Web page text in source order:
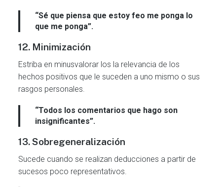
“Sé que piensa que estoy feo me ponga lo
que me ponga”.
12. Minimización
Estriba en minusvalorar los la relevancia de los
hechos positivos que le suceden a uno mismo o sus
rasgos personales.
“Todos los comentarios que hago son
insignificantes”.
13. Sobregeneralización
Sucede cuando se realizan deducciones a partir de
sucesos poco representativos.